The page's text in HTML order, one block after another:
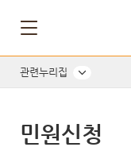
관련누리집
민원신청